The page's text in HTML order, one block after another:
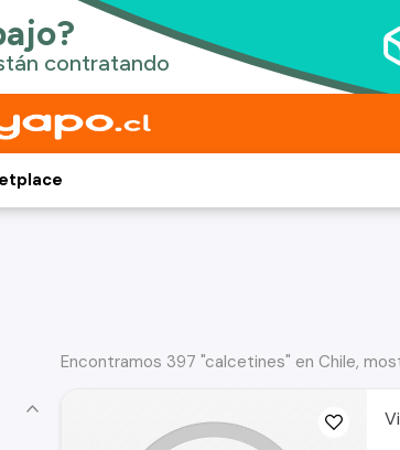
Encontramos 397 "calcetines" en Chile,